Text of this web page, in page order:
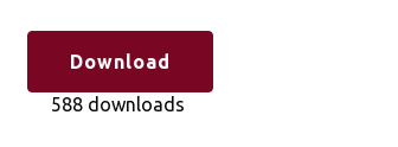
Download
588 downloads